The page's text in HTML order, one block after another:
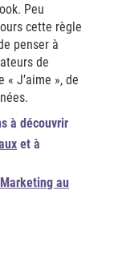
Peu
cette règle
penser à
de
J’aime », de
à découvrir
et à
au